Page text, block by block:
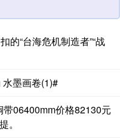
的“台海危机制造者”“战
墨画卷(1)#
06400mm价格82130元
。